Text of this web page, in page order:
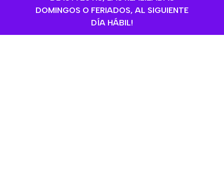
DOMINGOS O FERIADOS, AL SIGUIENTE
DÍA HÁBIL!
Snack Para Perros Mon
Ami Trainee Sabor Pollo
Naturales Natuplus Sabor
Carne X 500 Ml
Gatos, Alimentos para gatos,